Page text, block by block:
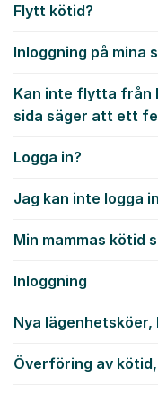
Flytt kötid?
Inloggning på mina
Kan inte flytta från
sida säger att ett
Logga in?
Jag kan inte logga
Min mammas kötid
Inloggning
Nya
Överföring av